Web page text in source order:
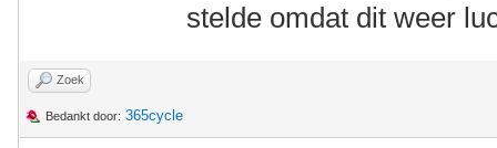
stelde omdat dit weer
Zoek
Bedankt door: 365cycle